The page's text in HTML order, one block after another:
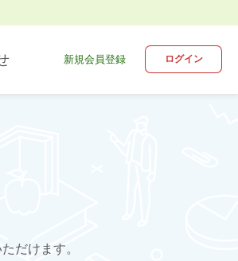
新規会員登録 ログイン
だけます。